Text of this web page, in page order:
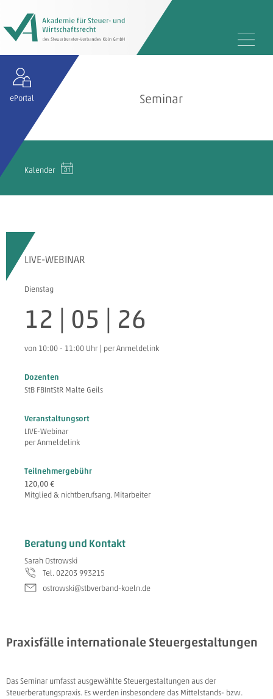
ePortal Seminar
Kalender
LIVE-WEBINAR
Dienstag
12 | 05 | 26
von 10:00 - 11:00 Uhr | per Anmeldelink
Dozenten
StB FBIntStR Malte Geils
Veranstaltungsort
LIVE-Webinar
per Anmeldelink
Teilnehmergebühr
120,00 €
Mitglied & nichtberufsang. Mitarbeiter
Beratung und Kontakt
Sarah Ostrowski
Tel. 02203 993215
ostrowski@stbverband-koeln.de
Praxisfälle internationale Steuergestaltungen
Das Seminar umfasst ausgewählte Steuergestaltungen aus der
Steuerberatungspraxis. Es werden insbesondere das Mittelstands- bzw.